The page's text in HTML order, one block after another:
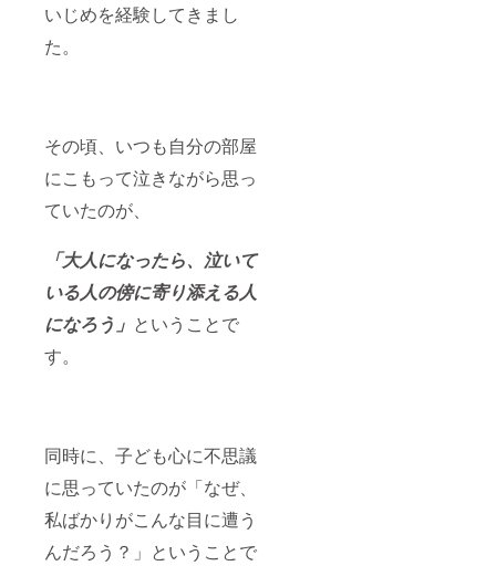
いじめを経験してきまし
た。
その頃、いつも自分の部屋
にこもって泣きながら思っ
ていたのが、
「大人になったら、泣いて
いる人の傍に寄り添える人
になろう」 ということで
す。
同時に、子ども心に不思議
に思っていたのが「なぜ、
私ばかりがこんな目に遭う
んだろう？」ということで